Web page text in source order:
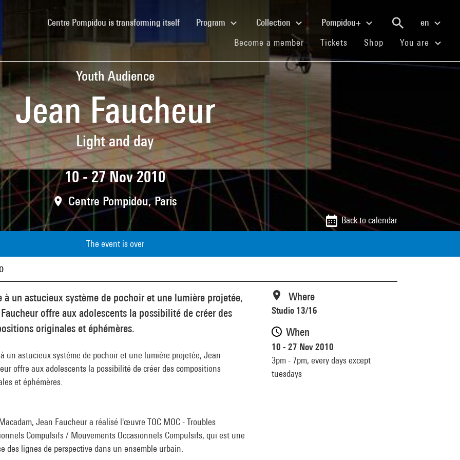
Centre Pompidou is transforming itself(current)Program Collection Pompidou+
en
Become a member(current)
Tickets (current)
Shop (current)You are
Youth Audience
Jean Faucheur
Light and day
10 - 27 Nov 2010
Centre Pompidou, Paris
Back to calendar
The event is over
à un astucieux système de pochoir et une lumière projetée,
offre aux adolescents la possibilité de créer des
originales et éphémères.
à un astucieux système de pochoir et une lumière projetée, Jean
offre aux adolescents la possibilité de créer des compositions
et éphémères.
Jean Faucheur a réalisé l'œuvre TOC MOC - Troubles
Compulsifs / Mouvements Occasionnels Compulsifs, qui est une
des lignes de perspective dans un ensemble urbain.
Where
Studio 13/16
When
10 - 27 Nov 2010
3pm - 7pm, every days except
tuesdays